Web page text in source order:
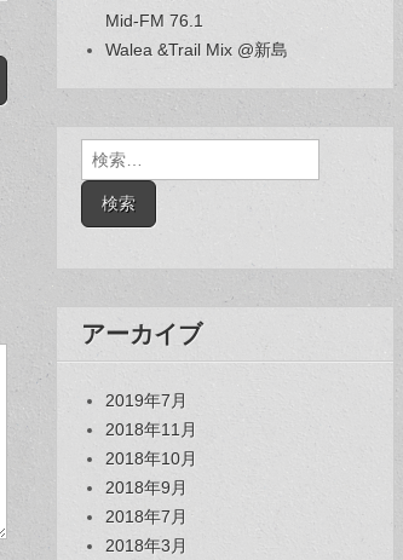
Mid-FM 76.1
Walea &Trail Mix @新島
検
索:
アーカイブ
2019年7月
2018年11月
2018年10月
2018年9月
2018年7月
2018年3月